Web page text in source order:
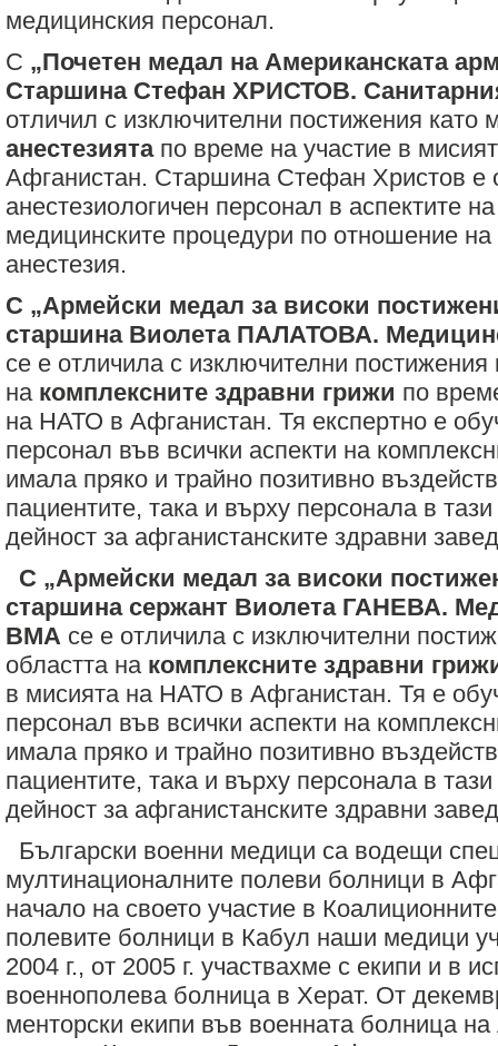
медицинския персонал.
С „Почетен медал на Американската
Старшина Стефан ХРИСТОВ.
отличил с изключителни постижения като
анестезиятапо време на участие в
Афганистан. Старшина Стефан Христов е
анестезиологичен персонал в аспектите
медицинските процедури по отношение
анестезия.
С „Армейски медал за високи
старшина Виолета ПАЛАТОВА.
се е отличила с изключителни постижения
на комплексните здравни грижи по
на НАТО в Афганистан. Тя експертно е
персонал във всички аспекти на
имала пряко и трайно позитивно
пациентите, така и върху персонала в
дейност за афганистанските здравни
С „Армейски медал за високи
старшина сержант Виолета ГАНЕВА.
ВМА се е отличила с изключителни
областта на комплексните здравни
в мисията на НАТО в Афганистан. Тя е
персонал във всички аспекти на
имала пряко и трайно позитивно
пациентите, така и върху персонала в
дейност за афганистанските здравни
Български военни медици са водещи
мултинационалните полеви болници в
начало на своето участие в
полевите болници в Кабул наши медици
2004 г., от 2005 г. участвахме с екипи и в
военнополева болница в Херат. От
менторски екипи във военната болница